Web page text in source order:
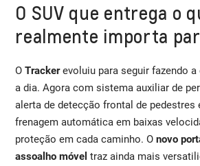
O SUV que entrega o
realmente importa
OTrackerevoluiu para seguir fazendo
a dia. Agora com sistema auxiliar de
alerta de detecção frontal de pedestres
frenagem automática em baixas
proteção em cada caminho. Onovo
assoalho móvel traz ainda mais